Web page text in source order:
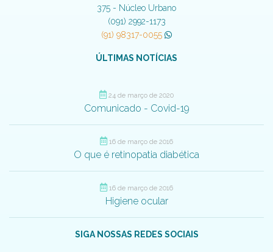
375 - Núcleo Urbano
(091) 2992-1173
(91) 98317-0055
ÚLTIMAS NOTÍCIAS
24 de março de 2020
Comunicado - Covid-19
16 de março de 2016
O que é retinopatia diabética
16 de março de 2016
Higiene ocular
SIGA NOSSAS REDES SOCIAIS